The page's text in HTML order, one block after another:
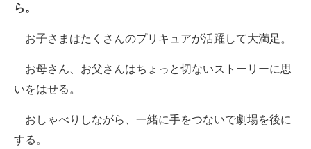
ら。
お子さまはたくさんのプリキュアが活躍して大満足。
お母さん、お父さんはちょっと切ないストーリーに思
いをはせる。
おしゃべりしながら、一緒に手をつないで劇場を後に
する。